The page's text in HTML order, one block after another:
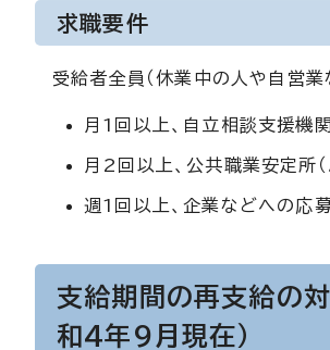
求職要件
受給者全員（休業中の人や自営業
月1回以上、自立相談支援機
月2回以上、公共職業安定所
週1回以上、企業などへの応
支給期間の再支給の
和4年9月現在）